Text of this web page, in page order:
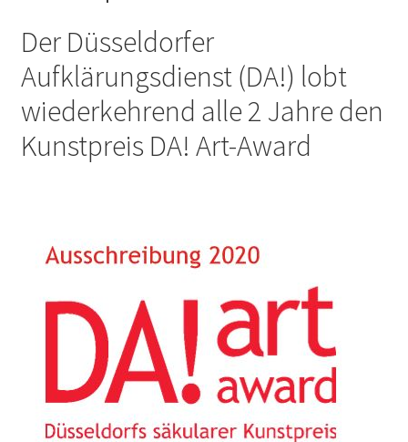
Der Düsseldorfer
Aufklärungsdienst (DA!) lobt
wiederkehrend alle 2 Jahre den
Kunstpreis DA! Art-Award